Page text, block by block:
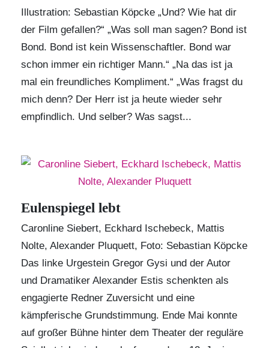
Illustration: Sebastian Köpcke „Und? Wie hat dir
der Film gefallen?“ „Was soll man sagen? Bond ist
Bond. Bond ist kein Wissenschaftler. Bond war
schon immer ein richtiger Mann.“ „Na das ist ja
mal ein freundliches Kompliment.“ „Was fragst du
mich denn? Der Herr ist ja heute wieder sehr
empfindlich. Und selber? Was sagst...
Eulenspiegel lebt
Caronline Siebert, Eckhard Ischebeck, Mattis
Nolte, Alexander Pluquett, Foto: Sebastian Köpcke
Das linke Urgestein Gregor Gysi und der Autor
und Dramatiker Alexander Estis schenkten als
engagierte Redner Zuversicht und eine
kämpferische Grundstimmung. Ende Mai konnte
auf großer Bühne hinter dem Theater der reguläre